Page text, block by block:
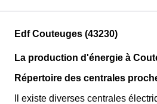
Edf Couteuges (43230)
La production d'énergie à
Répertoire des centrales
Il existe diverses centrales